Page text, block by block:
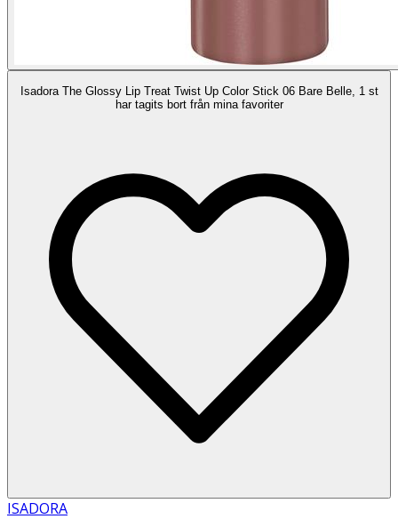
Isadora The Glossy Lip Treat Twist Up Color Stick 06 Bare Belle, 1 st
har tagits bort från mina favoriter
ISADORA